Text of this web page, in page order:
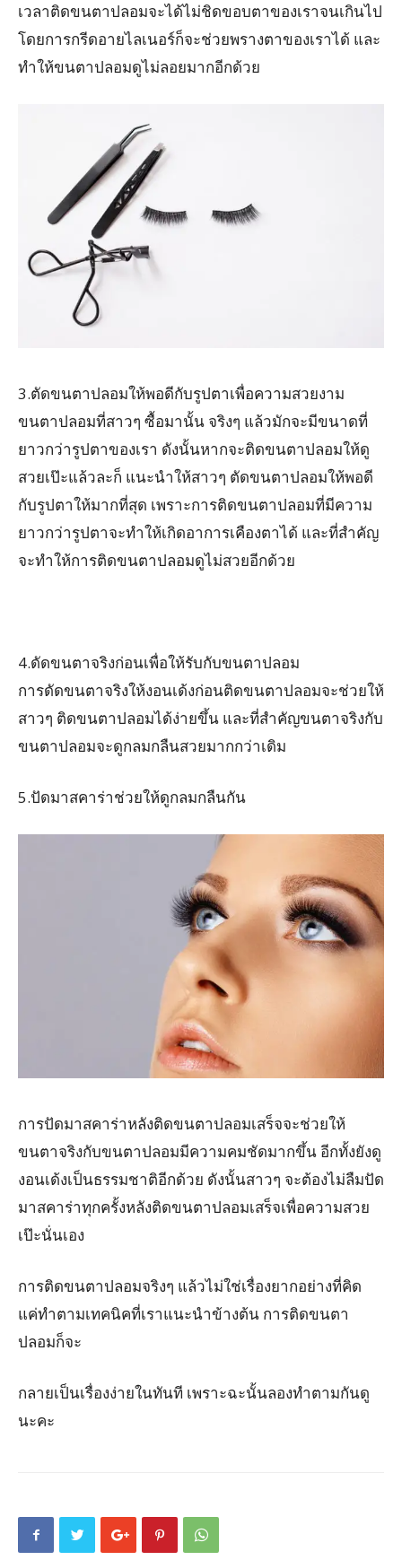
เวลาติดขนตาปลอมจะได้ไม่ชิดขอบตาของเราจนเกินไป
โดยการกรีดอายไลเนอร์ก็จะช่วยพรางตาของเราได้ และ
ทำให้ขนตาปลอมดูไม่ลอยมากอีกด้วย
3.ตัดขนตาปลอมให้พอดีกับรูปตาเพื่อความสวยงาม
ขนตาปลอมที่สาวๆ ซื้อมานั้น จริงๆ แล้วมักจะมีขนาดที่
ยาวกว่ารูปตาของเรา ดังนั้นหากจะติดขนตาปลอมให้ดู
สวยเป๊ะแล้วละก็ แนะนำให้สาวๆ ตัดขนตาปลอมให้พอดี
กับรูปตาให้มากที่สุด เพราะการติดขนตาปลอมที่มีความ
ยาวกว่ารูปตาจะทำให้เกิดอาการเคืองตาได้ และที่สำคัญ
จะทำให้การติดขนตาปลอมดูไม่สวยอีกด้วย
4.ดัดขนตาจริงก่อนเพื่อให้รับกับขนตาปลอม
การดัดขนตาจริงให้งอนเด้งก่อนติดขนตาปลอมจะช่วยให้
สาวๆ ติดขนตาปลอมได้ง่ายขึ้น และที่สำคัญขนตาจริงกับ
ขนตาปลอมจะดูกลมกลืนสวยมากกว่าเดิม
5.ปัดมาสคาร่าช่วยให้ดูกลมกลืนกัน
การปัดมาสคาร่าหลังติดขนตาปลอมเสร็จจะช่วยให้
ขนตาจริงกับขนตาปลอมมีความคมชัดมากขึ้น อีกทั้งยังดู
งอนเด้งเป็นธรรมชาติอีกด้วย ดังนั้นสาวๆ จะต้องไม่ลืมปัด
มาสคาร่าทุกครั้งหลังติดขนตาปลอมเสร็จเพื่อความสวย
เป๊ะนั่นเอง
การติดขนตาปลอมจริงๆ แล้วไม่ใช่เรื่องยากอย่างที่คิด
แค่ทำตามเทคนิคที่เราแนะนำข้างต้น การติดขนตา
ปลอมก็จะ
กลายเป็นเรื่องง่ายในทันที เพราะฉะนั้นลองทำตามกันดู
นะคะ